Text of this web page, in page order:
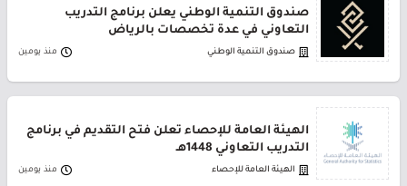
صندوق التنمية الوطني يعلن برنامج التدريب
التعاوني في عدة تخصصات بالرياض
صندوق التنمية الوطني منذ يومين
الهيئة العامة للإحصاء تعلن فتح التقديم في برنامج
التدريب التعاوني 1448هـ
الهيئة العامة للإحصاء منذ يومين